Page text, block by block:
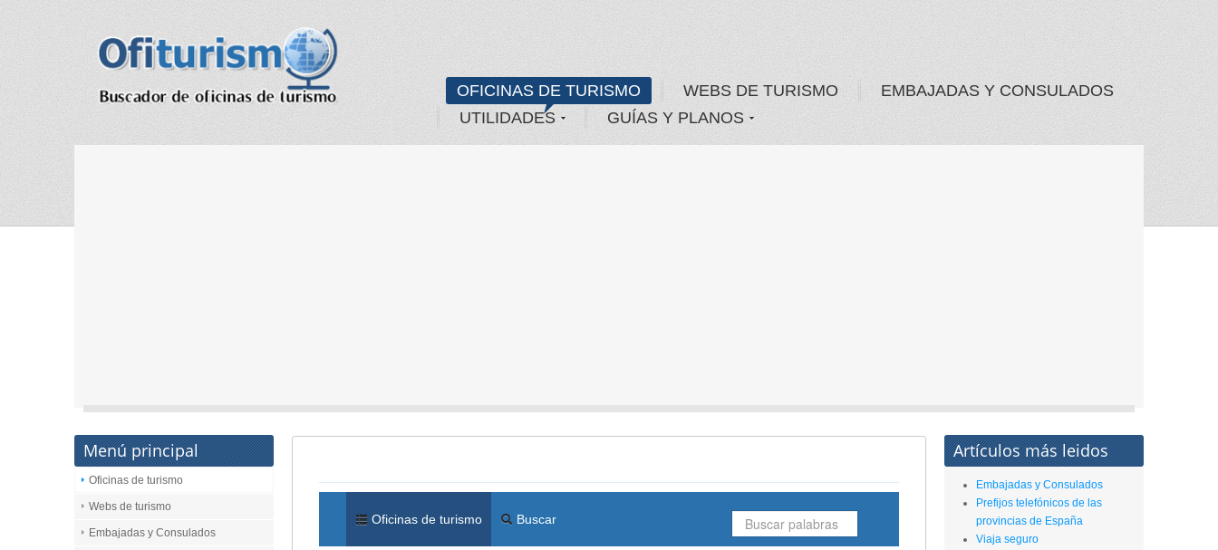
OFICINAS DE TURISMO WEBS DE TURISMO
EMBAJADAS Y CONSULADOS
UTILIDADES
GUÍAS Y PLANOS
Oficinas de turismo Buscar
Menú principal
Oficinas de turismo
Webs de turismo
Embajadas y Consulados
Artículos más leidos
Embajadas y Consulados
Prefijos telefónicos de las
provincias de España
Viaja seguro